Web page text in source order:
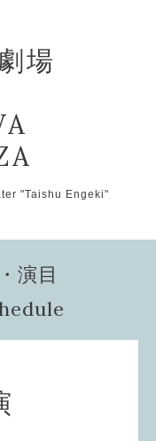
劇場
"Taishu Engeki"
・演目